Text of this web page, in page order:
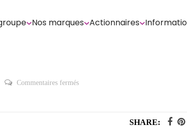
Nos marques Actionnaires
Commentaires ferméssur
SHARE: